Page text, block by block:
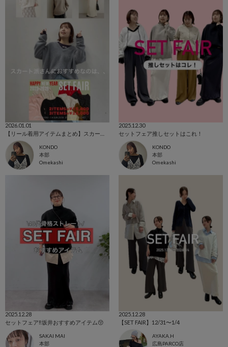
2026.01.01
KONDO
本部
Omekashi
2025.12.30
セットフェア推しセットはこれ！
KONDO
本部
Omekashi
2025.12.28
セットフェア‼️坂井おすすめアイテム😚
SAKAI MAI
本部
2025.12.28
【SET FAIR】12/31〜1/4
AYAKA.H
広島PARCO店